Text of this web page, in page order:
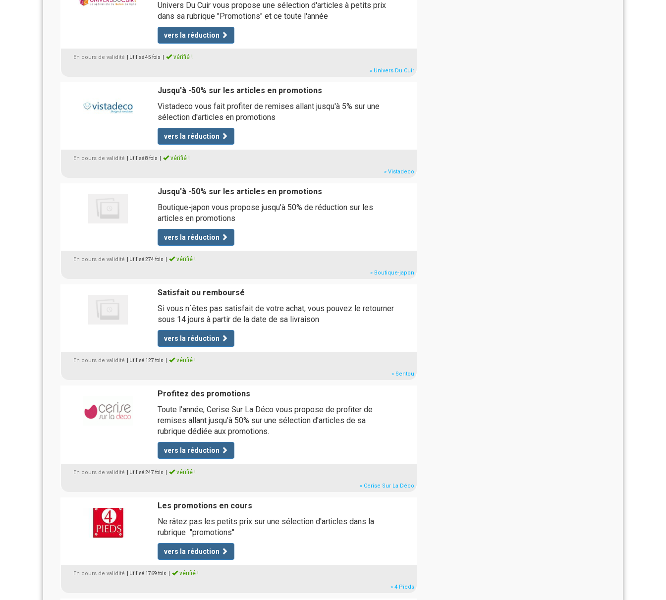
Univers Du Cuir vous propose une sélection d'articles à petits prix
dans sa rubrique "Promotions" et ce toute l'année
vers la réduction
En cours de validité | Utilisé 45 fois vérifié !
» Univers Du Cuir
Jusqu'à -50% sur les articles en promotions
Vistadeco vous fait profiter de remises allant jusqu'à 5% sur une
sélection d'articles en promotions
vers la réduction
En cours de validité | Utilisé 8 fois vérifié !
» Vistadeco
Jusqu'à -50% sur les articles en promotions
Boutique-japon vous propose jusqu'à 50% de réduction sur les
articles en promotions
vers la réduction
En cours de validité | Utilisé 274 fois vérifié !
» Boutique-japon
Satisfait ou remboursé
Si vous n´êtes pas satisfait de votre achat, vous pouvez le retourner
sous 14 jours à partir de la date de sa livraison
vers la réduction
En cours de validité | Utilisé 127 fois vérifié !
» Sentou
Profitez des promotions
Toute l'année, Cerise Sur La Déco vous propose de profiter de
remises allant jusqu'à 50% sur une sélection d'articles de sa
rubrique dédiée aux promotions.
vers la réduction
En cours de validité | Utilisé 247 fois vérifié !
» Cerise Sur La Déco
Les promotions en cours
Ne râtez pas les petits prix sur une sélection d'articles dans la
rubrique "promotions"
vers la réduction
En cours de validité | Utilisé 1769 fois vérifié !
» 4 Pieds